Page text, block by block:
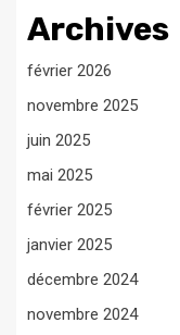
Archives
février 2026
novembre 2025
juin 2025
mai 2025
février 2025
janvier 2025
décembre 2024
novembre 2024